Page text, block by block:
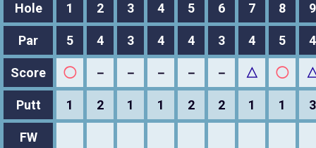
Hole 1 2 3 4 5 6 7 8 9
Par 5 4 3 4 4 3 4 5 4
Score ◯ － － － － － △ ◯
Putt 1 2 1 1 2 2 1 1 3
FW